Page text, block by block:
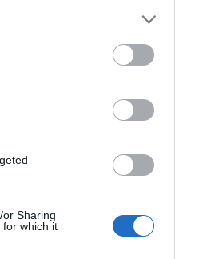
Sharing
which it
cuando los vecinos bajan a
y una copa de aguardiente
emblemática por la gran
ante el Santísimo.
y actividades para todos los